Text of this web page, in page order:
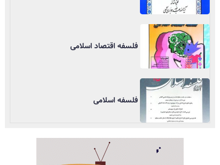
فلسفه اقتصاد اسلامی
فلسفه اسلامی